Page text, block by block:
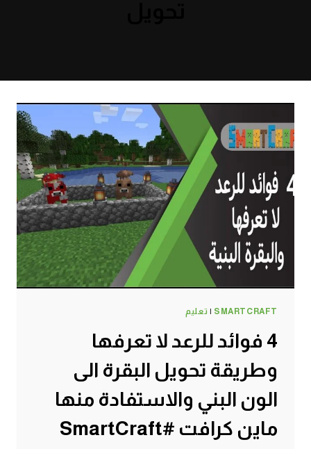
SMARTCRAFT
| تعليم
4 فوائد للرعد لا تعرفها
وطريقة تحويل البقرة الى
الون البني والاستفادة منها
ماين كرافت #SmartCraft